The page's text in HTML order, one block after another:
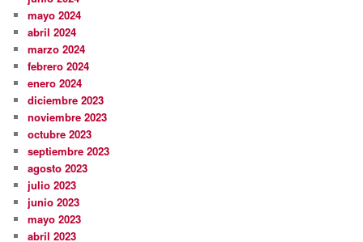
mayo 2024
abril 2024
marzo 2024
febrero 2024
enero 2024
diciembre 2023
noviembre 2023
octubre 2023
septiembre 2023
agosto 2023
julio 2023
junio 2023
mayo 2023
abril 2023